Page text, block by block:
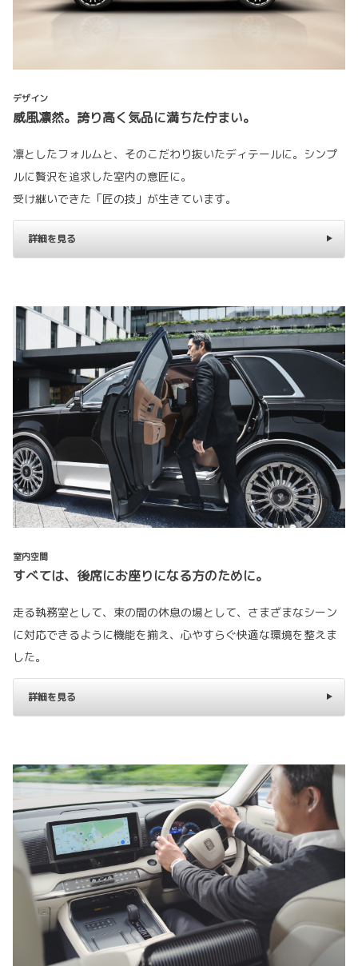
デザイン
威風凛然。誇り高く気品に満ちた佇まい。
凛としたフォルムと、そのこだわり抜いたディテールに。シンプ
ルに贅沢を追求した室内の意匠に。
受け継いできた「匠の技」が生きています。
詳細を見る
室内空間
すべては、後席にお座りになる方のために。
走る執務室として、束の間の休息の場として、さまざまなシーン
に対応できるように機能を揃え、心やすらぐ快適な環境を整えま
した。
詳細を見る